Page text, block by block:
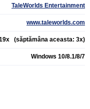
TaleWorlds Entertainment
www.taleworlds.com
(săptămâna aceasta: 3x)
Windows 10/8.1/8/7